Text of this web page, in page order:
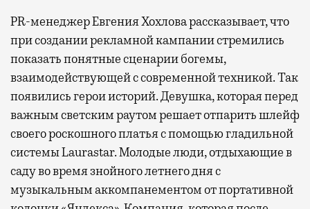
PR-менеджер Евгения Хохлова рассказывает, что
при создании рекламной кампании стремились
показать понятные сценарии богемы,
взаимодействующей с современной техникой. Так
появились герои историй. Девушка, которая перед
важным светским раутом решает отпарить шлейф
своего роскошного платья с помощью гладильной
системы Laurastar. Молодые люди, отдыхающие в
саду во время знойного летнего дня с
музыкальным аккомпанементом от портативной